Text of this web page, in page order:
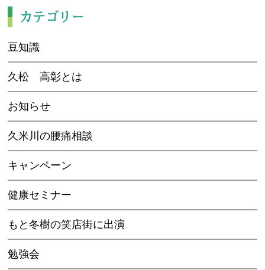
カテゴリー
豆知識
久松 高彰とは
お知らせ
久米川の腰痛相談
キャンペーン
健康セミナー
もと冬樹の笑店街に出演
勉強会